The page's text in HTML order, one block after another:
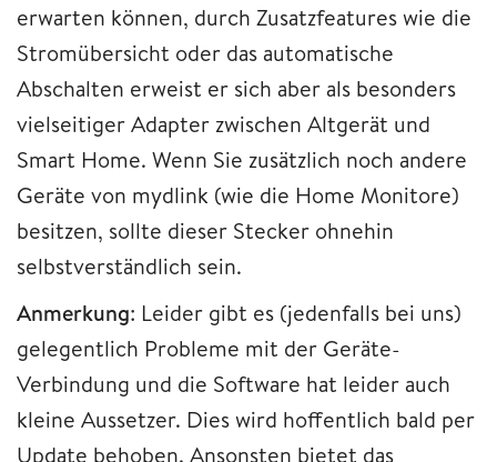
erwarten können, durch Zusatzfeatures wie die
Stromübersicht oder das automatische
Abschalten erweist er sich aber als besonders
vielseitiger Adapter zwischen Altgerät und
Smart Home. Wenn Sie zusätzlich noch andere
Geräte von mydlink (wie die Home Monitore)
besitzen, sollte dieser Stecker ohnehin
selbstverständlich sein.
Anmerkung: Leider gibt es (jedenfalls bei uns)
gelegentlich Probleme mit der Geräte-
Verbindung und die Software hat leider auch
kleine Aussetzer. Dies wird hoffentlich bald per
Update behoben. Ansonsten bietet das